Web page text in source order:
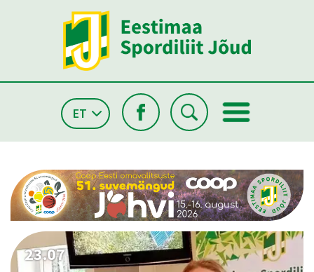
ET
26.05